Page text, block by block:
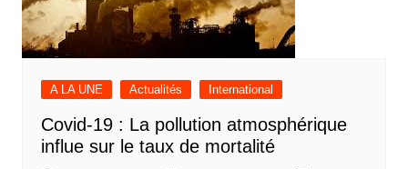
A LA UNE Actualités International
Covid-19 : La pollution atmosphérique
influe sur le taux de mortalité